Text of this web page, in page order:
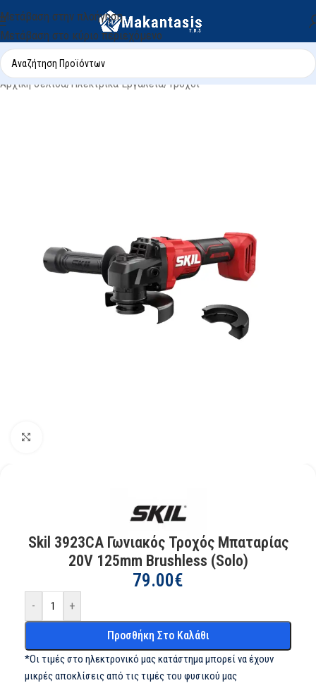
Μετάβαση στην πλοήγηση
Μετάβαση στο κύριο περιεχόμενο
Αρχική σελίδα/Ηλεκτρικά Εργαλεία/Τροχοί
Skil 3923CA Γωνιακός Τροχός Μπαταρίας
20V 125mm Brushless (Solo)
79.00€
- +
Προσθήκη Στο Καλάθι
*Οι τιμές στο ηλεκτρονικό μας κατάστημα μπορεί να έχουν
μικρές αποκλίσεις από τις τιμές του φυσικού μας